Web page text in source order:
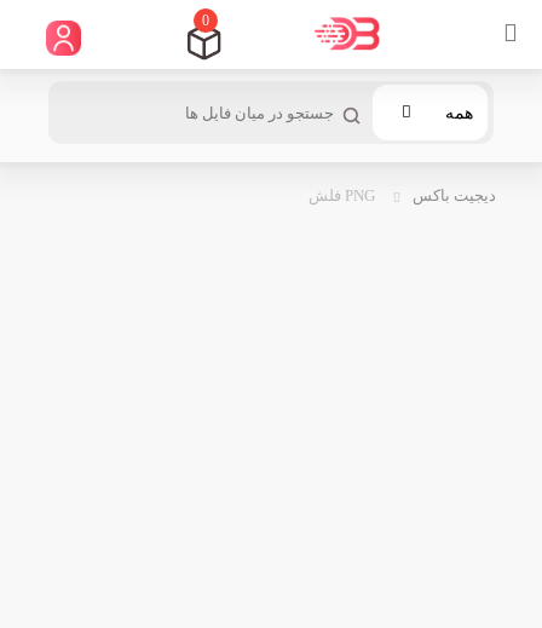
0
همه
دیجیت باکس PNG فلش